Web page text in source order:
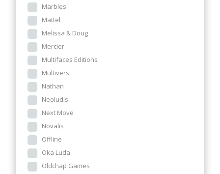
Marbles
Mattel
Melissa & Doug
Mercier
Multifaces Editions
Multivers
Nathan
Neoludis
Next Move
Novalis
Offline
Oka Luda
Oldchap Games